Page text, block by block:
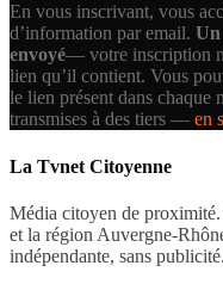
En vous inscrivant, vous
d’information par email. Un
envoyé— votre inscription
lien qu’il contient. Vous
le lien présent dans chaque
transmises à des tiers — en
La Tvnet Citoyenne
Média citoyen de
et la région Auvergne-
indépendante, sans publicité.